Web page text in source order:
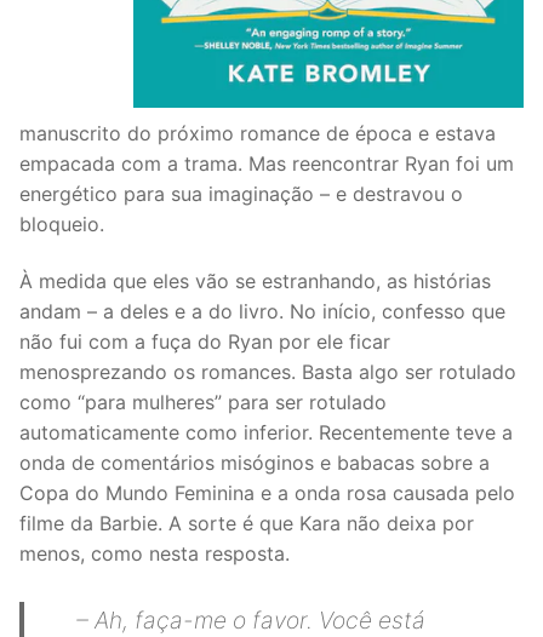
manuscrito do próximo romance de época e estava
empacada com a trama. Mas reencontrar Ryan foi um
energético para sua imaginação – e destravou o
bloqueio.
À medida que eles vão se estranhando, as histórias
andam – a deles e a do livro. No início, confesso que
não fui com a fuça do Ryan por ele ficar
menosprezando os romances. Basta algo ser rotulado
como “para mulheres” para ser rotulado
automaticamente como inferior. Recentemente teve a
onda de comentários misóginos e babacas sobre a
Copa do Mundo Feminina e a onda rosa causada pelo
filme da Barbie. A sorte é que Kara não deixa por
menos, como nesta resposta.
– Ah, faça-me o favor. Você está